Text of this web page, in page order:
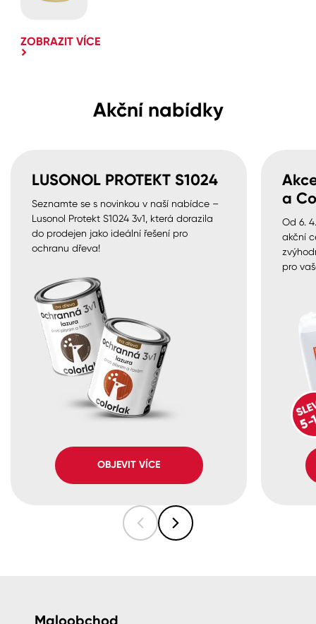
ZOBRAZIT VÍCE
Akční nabídky
LUSONOL PROTEKT S1024
Seznamte se s novinkou v naší nabídce –
Lusonol Protekt S1024 3v1, která dorazila
do prodejen jako ideální řešení pro
ochranu dřeva!
OBJEVIT VÍCE
a
Od 6.
akční
pro
Maloobchod